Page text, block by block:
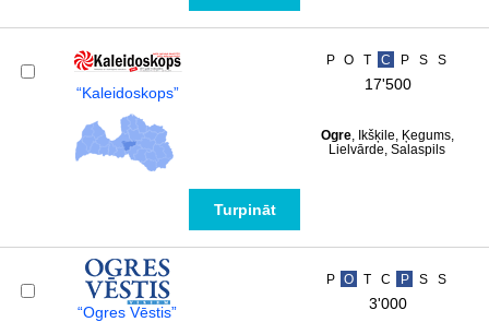
“Kaleidoskops”
P O T C P S S
17'500
Ogre, Ikšķile, Ķegums,
Lielvārde, Salaspils
Turpināt
“Ogres Vēstis”
P O T C P S S
3'000